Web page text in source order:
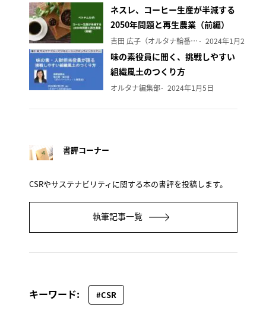
ネスレ、コーヒー生産が半減する
2050年問題と再生農業（前編）
吉田 広子（オルタナ輪番編集長） 2024年1月29日
味の素役員に聞く、挑戦しやすい
組織風土のつくり方
オルタナ編集部 2024年1月5日
書評コーナー
CSRやサステナビリティに関する本の書評を投稿します。
執筆記事一覧
キーワード: #CSR